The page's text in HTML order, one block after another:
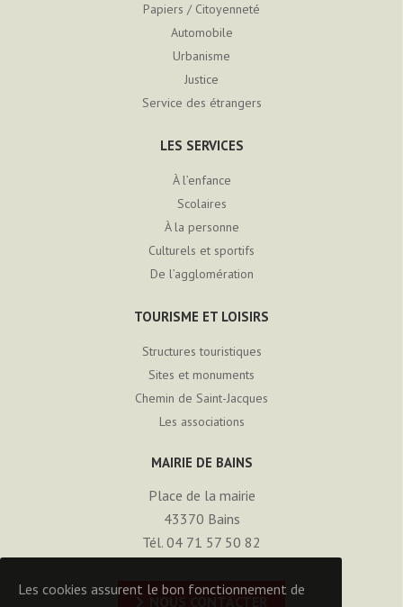
Papiers / Citoyenneté
Automobile
Urbanisme
Justice
Service des étrangers
LES SERVICES
À l’enfance
Scolaires
À la personne
Culturels et sportifs
De l’agglomération
TOURISME ET LOISIRS
Structures touristiques
Sites et monuments
Chemin de Saint-Jacques
Les associations
MAIRIE DE BAINS
Place de la mairie
43370 Bains
Tél. 04 71 57 50 82
Les cookies assurent le bon fonctionnement de